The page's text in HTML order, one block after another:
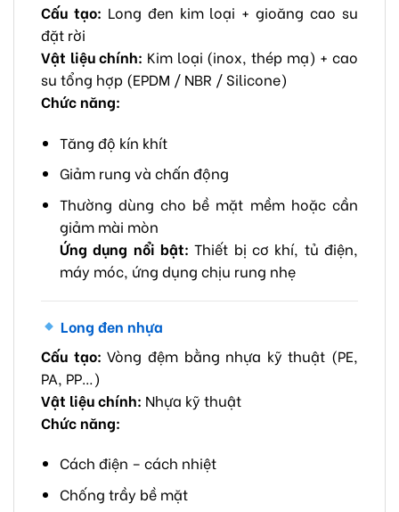
Cấu tạo: Long đen kim loại + gioăng cao su
đặt rời
Vật liệu chính: Kim loại (inox, thép mạ) + cao
su tổng hợp (EPDM / NBR / Silicone)
Chức năng:
Tăng độ kín khít
Giảm rung và chấn động
Thường dùng cho bề mặt mềm hoặc cần
giảm mài mòn
Ứng dụng nổi bật: Thiết bị cơ khí, tủ điện,
máy móc, ứng dụng chịu rung nhẹ
Long đen nhựa
Cấu tạo: Vòng đệm bằng nhựa kỹ thuật (PE,
PA, PP…)
Vật liệu chính: Nhựa kỹ thuật
Chức năng:
Cách điện – cách nhiệt
Chống trầy bề mặt